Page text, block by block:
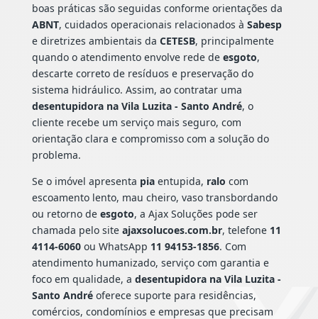
boas práticas são seguidas conforme orientações da
ABNT, cuidados operacionais relacionados à Sabesp
e diretrizes ambientais da CETESB, principalmente
quando o atendimento envolve rede de esgoto,
descarte correto de resíduos e preservação do
sistema hidráulico. Assim, ao contratar uma
desentupidora na Vila Luzita - Santo André, o
cliente recebe um serviço mais seguro, com
orientação clara e compromisso com a solução do
problema.
Se o imóvel apresenta piaentupida, ralo com
escoamento lento, mau cheiro, vaso transbordando
ou retorno de esgoto, a Ajax Soluções pode ser
chamada pelo site ajaxsolucoes.com.br, telefone 11
4114-6060ou WhatsApp 11 94153-1856. Com
atendimento humanizado, serviço com garantia e
foco em qualidade, a desentupidora na Vila Luzita -
Santo Andréoferece suporte para residências,
comércios, condomínios e empresas que precisam